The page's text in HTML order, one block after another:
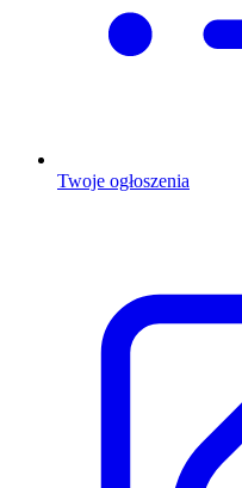
Twoje ogłoszenia